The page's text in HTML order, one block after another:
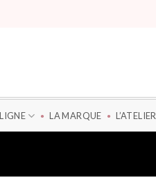
LA MARQUE L’ATELIER